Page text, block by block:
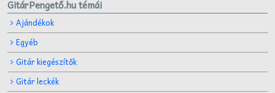
GitárPengető.hu témái
Ajándékok
Egyéb
Gitár kiegészítők
Gitár leckék